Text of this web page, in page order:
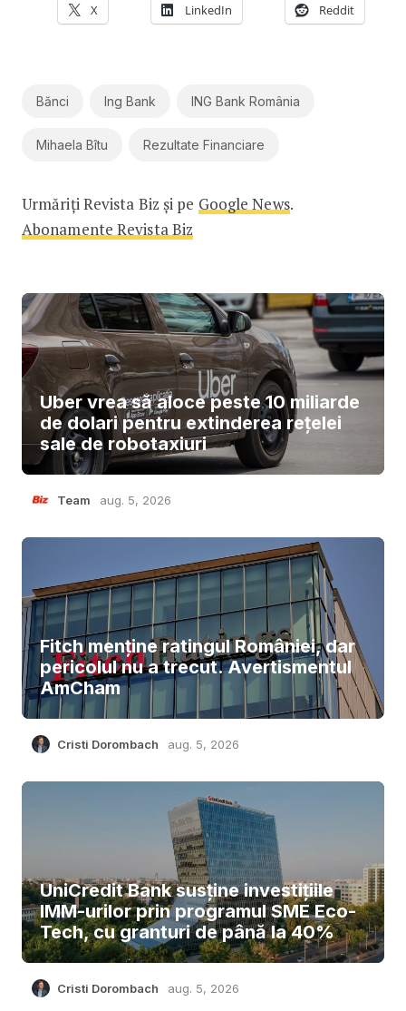
X LinkedIn Reddit
Bănci Ing Bank ING Bank România
Mihaela Bîtu Rezultate Financiare
Urmăriți Revista Biz și pe Google News.
Abonamente Revista Biz
Uber vrea să aloce peste 10 miliarde
de dolari pentru extinderea rețelei
sale de robotaxiuri
Team aug. 5, 2026
Fitch menține ratingul României, dar
pericolul nu a trecut. Avertismentul
AmCham
Cristi Dorombach aug. 5, 2026
UniCredit Bank susține investițiile
IMM-urilor prin programul SME Eco-
Tech, cu granturi de până la 40%
Cristi Dorombach aug. 5, 2026